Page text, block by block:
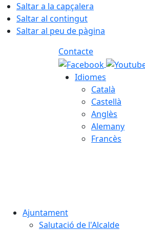
Saltar a la capçalera
Saltar al contingut
Saltar al peu de pàgina
Contacte
Idiomes
Català
Castellà
Anglès
Alemany
Francès
Ajuntament
Salutació de l'Alcalde